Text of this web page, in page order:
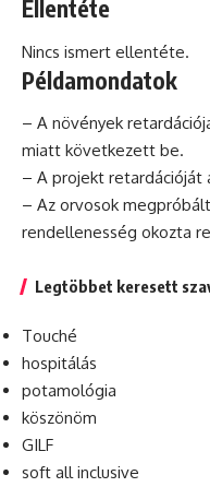
Ellentéte
Nincs ismert ellentéte.
Példamondatok
– A növények
miatt következett be.
– A projekt retardációját
– Az orvosok
rendellenesség okozta
Legtöbbet keresett
Touché
hospitálás
potamológia
köszönöm
GILF
soft all inclusive